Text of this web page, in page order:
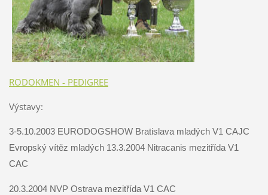
RODOKMEN - PEDIGREE
Výstavy:
3-5.10.2003 EURODOGSHOW Bratislava mladých V1 CAJC
Evropský vítěz mladých 13.3.2004 Nitracanis mezitřída V1
CAC
20.3.2004 NVP Ostrava mezitřída V1 CAC